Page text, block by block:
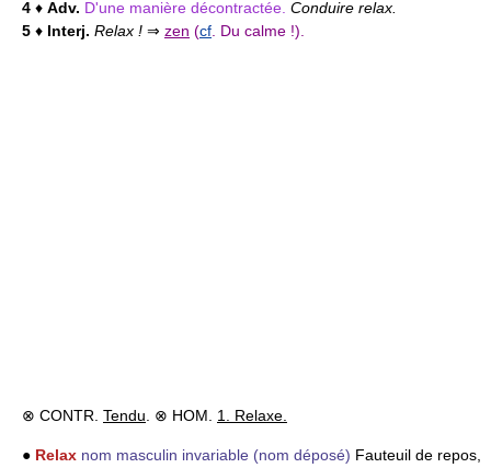
4 ♦ Adv. D'une manière décontractée. Conduire relax.
5 ♦ Interj. Relax ! ⇒ zen (cf . Du calme !).
⊗ CONTR. Tendu . ⊗ HOM. 1. Relaxe.
● Relax nom masculin invariable (nom déposé) Fauteuil de repos,